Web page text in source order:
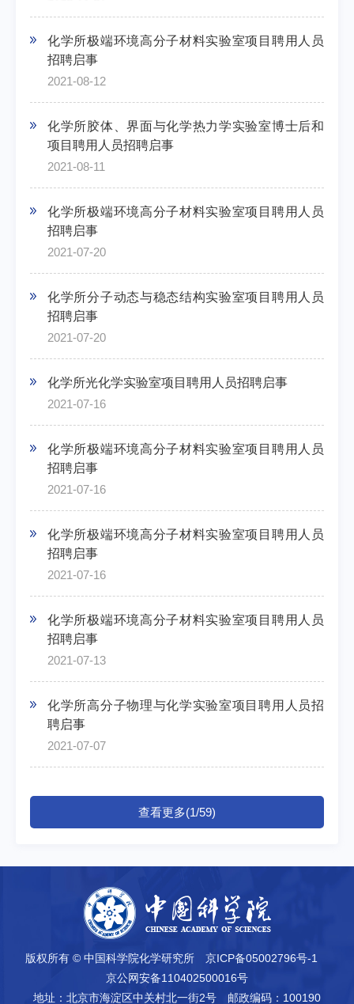
化学所极端环境高分子材料实验室项目聘用人员
招聘启事
2021-08-12
化学所胶体、界面与化学热力学实验室博士后和
项目聘用人员招聘启事
2021-08-11
化学所极端环境高分子材料实验室项目聘用人员
招聘启事
2021-07-20
化学所分子动态与稳态结构实验室项目聘用人员
招聘启事
2021-07-20
化学所光化学实验室项目聘用人员招聘启事
2021-07-16
化学所极端环境高分子材料实验室项目聘用人员
招聘启事
2021-07-16
化学所极端环境高分子材料实验室项目聘用人员
招聘启事
2021-07-16
化学所极端环境高分子材料实验室项目聘用人员
招聘启事
2021-07-13
化学所高分子物理与化学实验室项目聘用人员招
聘启事
2021-07-07
查看更多(1/59)
版权所有 © 中国科学院化学研究所
京ICP备05002796号-1
京公网安备110402500016号
地址：北京市海淀区中关村北一街2号
邮政编码：100190